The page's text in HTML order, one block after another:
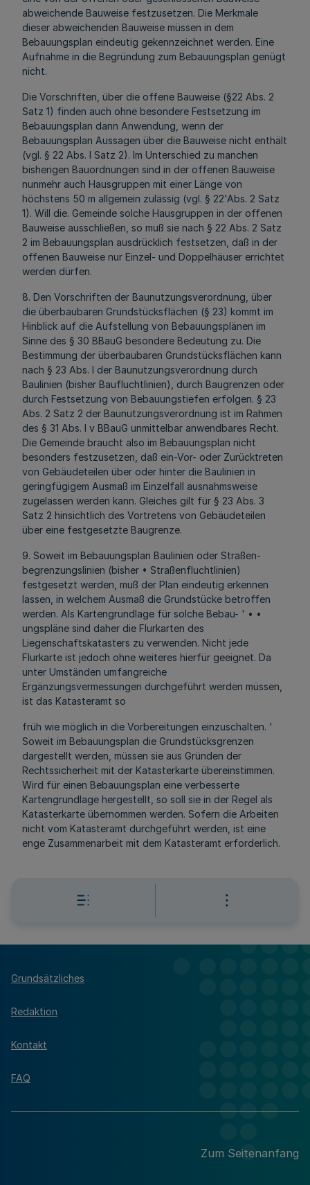
abweichende Bauweise festzusetzen. Die Merkmale
dieser abweichenden Bauweise müssen in dem
Bebauungsplan eindeutig gekennzeichnet werden. Eine
Aufnahme in die Begründung zum Bebauungsplan genügt
nicht.
Die Vorschriften, über die offene Bauweise (§22 Abs. 2
Satz 1) finden auch ohne besondere Festsetzung im
Bebauungsplan dann Anwendung, wenn der
Bebauungsplan Aussagen über die Bauweise nicht enthält
(vgl. § 22 Abs. l Satz 2). Im Unterschied zu manchen
bisherigen Bauordnungen sind in der offenen Bauweise
nunmehr auch Hausgruppen mit einer Länge von
höchstens 50 m allgemein zulässig (vgl. § 22'Abs. 2 Satz
1). Will die. Gemeinde solche Hausgruppen in der offenen
Bauweise ausschließen, so muß sie nach § 22 Abs. 2 Satz
2 im Bebauungsplan ausdrücklich festsetzen, daß in der
offenen Bauweise nur Einzel- und Doppelhäuser errichtet
werden dürfen.
8. Den Vorschriften der Baunutzungsverordnung, über
die überbaubaren Grundstücksflächen (§ 23) kommt im
Hinblick auf die Aufstellung von Bebauungsplänen im
Sinne des § 30 BBauG besondere Bedeutung zu. Die
Bestimmung der überbaubaren Grundstücksflächen kann
nach § 23 Abs. l der Baunutzungsverordnung durch
Baulinien (bisher Baufluchtlinien), durch Baugrenzen oder
durch Festsetzung von Bebauungstiefen erfolgen. § 23
Abs. 2 Satz 2 der Baunutzungsverordnung ist im Rahmen
des § 31 Abs. l v BBauG unmittelbar anwendbares Recht.
Die Gemeinde braucht also im Bebauungsplan nicht
besonders festzusetzen, daß ein-Vor- oder Zurücktreten
von Gebäudeteilen über oder hinter die Baulinien in
geringfügigem Ausmaß im Einzelfall ausnahmsweise
zugelassen werden kann. Gleiches gilt für § 23 Abs. 3
Satz 2 hinsichtlich des Vortretens von Gebäudeteilen
über eine festgesetzte Baugrenze.
9. Soweit im Bebauungsplan Baulinien oder Straßen-
begrenzungslinien (bisher • Straßenfluchtlinien)
festgesetzt werden, muß der Plan eindeutig erkennen
lassen, in welchem Ausmaß die Grundstücke betroffen
werden. Als Kartengrundlage für solche Bebau- ' • •
ungspläne sind daher die Flurkarten des
Liegenschaftskatasters zu verwenden. Nicht jede
Flurkarte ist jedoch ohne weiteres hierfür geeignet. Da
unter Umständen umfangreiche
Ergänzungsvermessungen durchgeführt werden müssen,
ist das Katasteramt so
früh wie möglich in die Vorbereitungen einzuschalten. '
Soweit im Bebauungsplan die Grundstücksgrenzen
dargestellt werden, müssen sie aus Gründen der
Rechtssicherheit mit der Katasterkarte übereinstimmen.
Wird für einen Bebauungsplan eine verbesserte
Kartengrundlage hergestellt, so soll sie in der Regel als
Katasterkarte übernommen werden. Sofern die Arbeiten
nicht vom Katasteramt durchgeführt werden, ist eine
enge Zusammenarbeit mit dem Katasteramt erforderlich.
Grundsätzliches
Redaktion
Kontakt
FAQ
Zum Seitenanfang